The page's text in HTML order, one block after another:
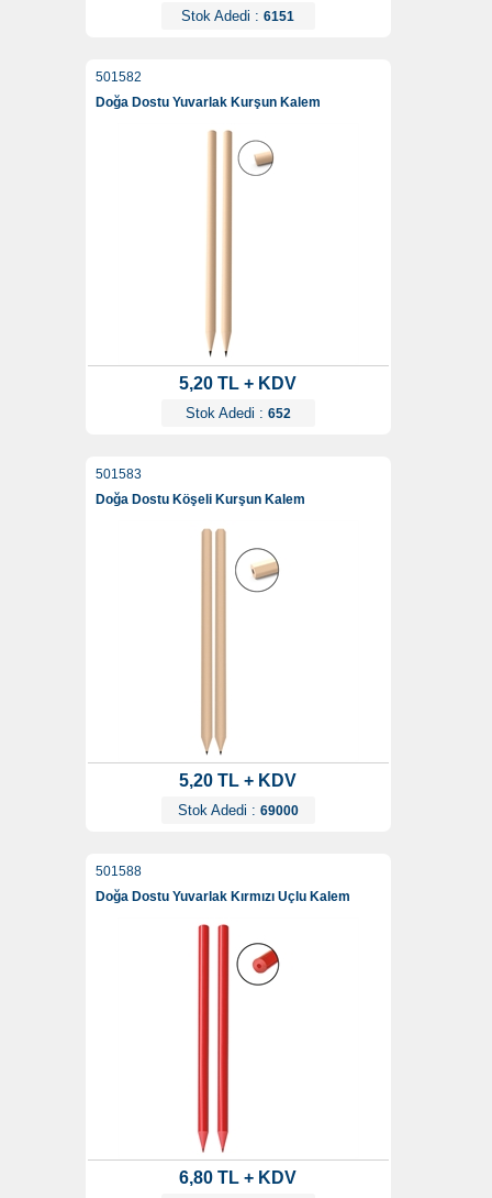
Stok Adedi : 6151
501582
Doğa Dostu Yuvarlak Kurşun Kalem
5,20 TL + KDV
Stok Adedi : 652
501583
Doğa Dostu Köşeli Kurşun Kalem
5,20 TL + KDV
Stok Adedi : 69000
501588
Doğa Dostu Yuvarlak Kırmızı Uçlu Kalem
6,80 TL + KDV